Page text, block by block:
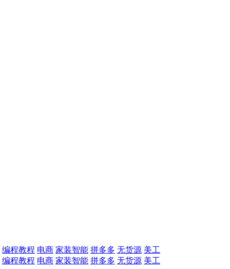
编程教程 电商 家装智能 拼多多 无货源 美工
编程教程 电商 家装智能 拼多多 无货源 美工